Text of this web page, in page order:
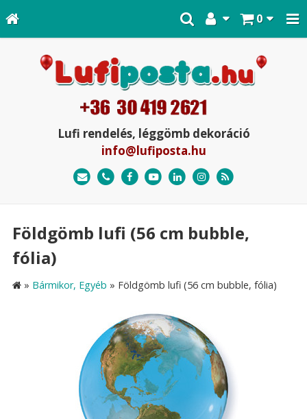
0
Lufi rendelés, léggömb dekoráció
info@lufiposta.hu
Földgömb lufi (56 cm bubble,
fólia)
» Bármikor, Egyéb » Földgömb lufi (56 cm bubble, fólia)